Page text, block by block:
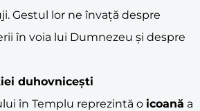
Gestul lor ne învață despre
în voia lui Dumnezeu și despre
duhovnicești
în Templu reprezintă o icoană a